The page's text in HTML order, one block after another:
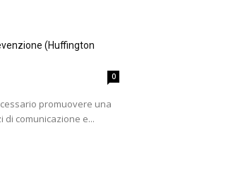
(Huffington
0
promuovere una
comunicazione e...